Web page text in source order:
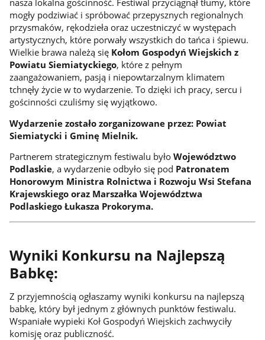
nasza lokalna gościnność. Festiwal przyciągnął tłumy, które
mogły podziwiać i spróbować przepysznych regionalnych
przysmaków, rękodzieła oraz uczestniczyć w występach
artystycznych, które porwały wszystkich do tańca i śpiewu.
Wielkie brawa należą się Kołom Gospodyń Wiejskich z
Powiatu Siemiatyckiego, które z pełnym
zaangażowaniem, pasją i niepowtarzalnym klimatem
tchnęły życie w to wydarzenie. To dzięki ich pracy, sercu i
gościnności czuliśmy się wyjątkowo.
Wydarzenie zostało zorganizowane przez: Powiat
Siemiatycki i Gminę Mielnik.
Partnerem strategicznym festiwalu było Województwo
Podlaskie, a wydarzenie odbyło się pod Patronatem
Honorowym Ministra Rolnictwa i Rozwoju Wsi Stefana
Krajewskiego oraz Marszałka Województwa
Podlaskiego Łukasza Prokoryma.
Wyniki Konkursu na Najlepszą
Babkę:
Z przyjemnością ogłaszamy wyniki konkursu na najlepszą
babkę, który był jednym z głównych punktów festiwalu.
Wspaniałe wypieki Koł Gospodyń Wiejskich zachwyciły
komisję oraz publiczność.